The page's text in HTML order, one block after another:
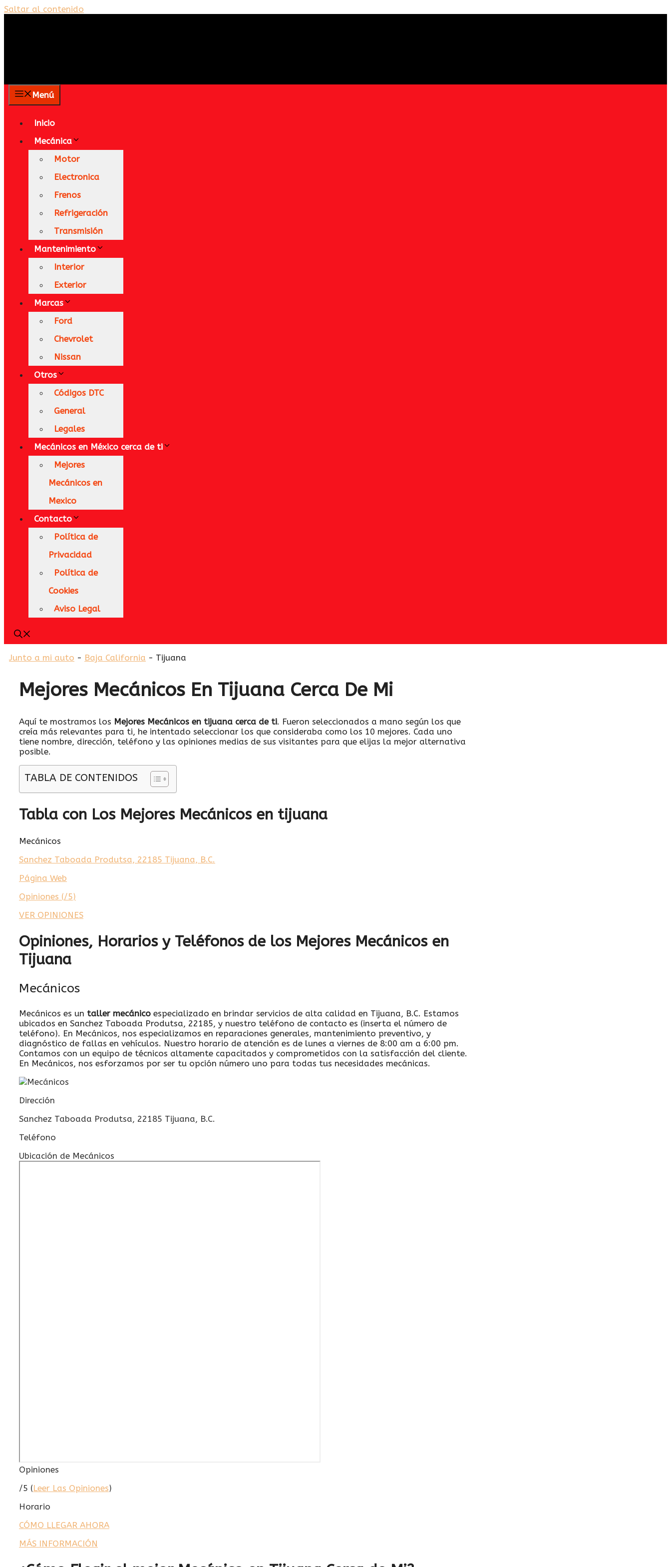
Saltar al contenido
Menú
Inicio
Mecánica
Motor
Electronica
Frenos
Refrigeración
Transmisión
Mantenimiento
Interior
Exterior
Marcas
Ford
Chevrolet
Nissan
Otros
Códigos DTC
General
Legales
Mecánicos en México​ cerca de ti
Mejores
Mecánicos en
Mexico
Contacto
Política de
Privacidad
Política de
Cookies
Aviso Legal
Junto a mi auto - Baja California - Tijuana
Mejores Mecánicos En Tijuana Cerca De Mi
Aquí te mostramos los Mejores Mecánicos en tijuana cerca de ti. Fueron seleccionados a mano según los que
creía más relevantes para ti, he intentado seleccionar los que consideraba como los 10 mejores. Cada uno
tiene nombre, dirección, teléfono y las opiniones medias de sus visitantes para que elijas la mejor alternativa
posible.
TABLA DE CONTENIDOS
Tabla con Los Mejores Mecánicos en tijuana
Mecánicos
Sanchez Taboada Produtsa, 22185 Tijuana, B.C.
Página Web
Opiniones (/5)
VER OPINIONES
Opiniones, Horarios y Teléfonos de los Mejores Mecánicos en
Tijuana
Mecánicos
Mecánicos es un taller mecánico especializado en brindar servicios de alta calidad en Tijuana, B.C. Estamos
ubicados en Sanchez Taboada Produtsa, 22185, y nuestro teléfono de contacto es (inserta el número de
teléfono). En Mecánicos, nos especializamos en reparaciones generales, mantenimiento preventivo, y
diagnóstico de fallas en vehículos. Nuestro horario de atención es de lunes a viernes de 8:00 am a 6:00 pm.
Contamos con un equipo de técnicos altamente capacitados y comprometidos con la satisfacción del cliente.
En Mecánicos, nos esforzamos por ser tu opción número uno para todas tus necesidades mecánicas.
Dirección
Sanchez Taboada Produtsa, 22185 Tijuana, B.C.
Teléfono
Ubicación de Mecánicos
Opiniones
/5 (Leer Las Opiniones)
Horario
CÓMO LLEGAR AHORA
MÁS INFORMACIÓN